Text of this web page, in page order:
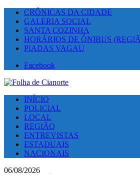
CRÔNICAS DA CIDADE
GALERIA SOCIAL
SANTA COZINHA
HORÁRIOS DE ÔNIBUS
PIADAS VAGAU
Facebook
INÍCIO
POLICIAL
LOCAL
REGIÃO
ENTREVISTAS
ESTADUAIS
NACIONAIS
06/08/2026